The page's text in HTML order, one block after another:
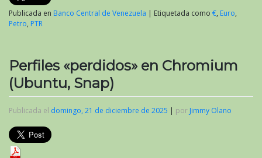
Publicada en Banco Central de Venezuela | Etiquetada como €, Euro,
Petro, PTR
Perfiles «perdidos» en Chromium
(Ubuntu, Snap)
Publicada el domingo, 21 de diciembre de 2025 | por Jimmy Olano